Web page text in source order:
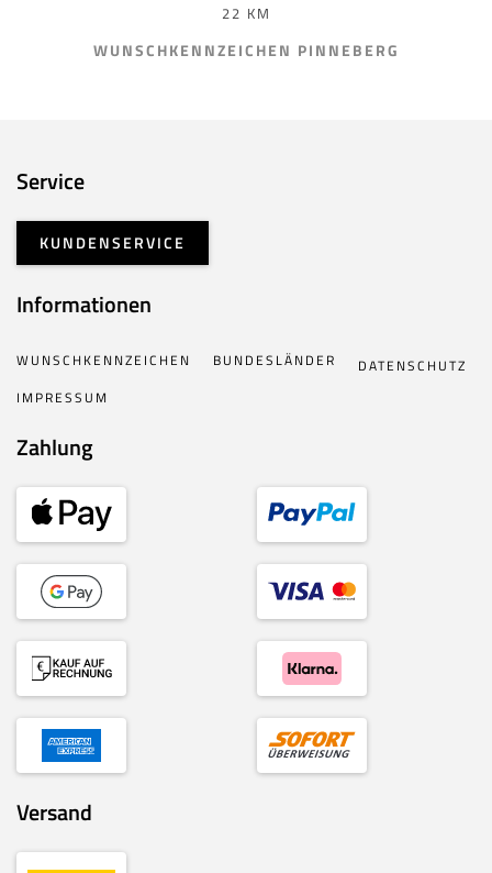
22 KM
WUNSCHKENNZEICHEN PINNEBERG
Service
KUNDENSERVICE
Informationen
WUNSCHKENNZEICHEN BUNDESLÄNDER
DATENSCHUTZ
IMPRESSUM
Zahlung
Versand